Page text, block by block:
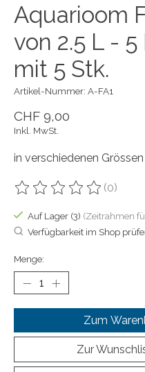
Aquarioom
von 2.5 L -
mit 5 Stk.
Artikel-Nummer: A-FA1
CHF 9,00
Inkl. MwSt.
in verschiedenen
Die Bewertung dieses
(0)
Auf Lager (3) (Zeitrahmen
Verfügbarkeit im Shop
Menge:
Zum
Zur